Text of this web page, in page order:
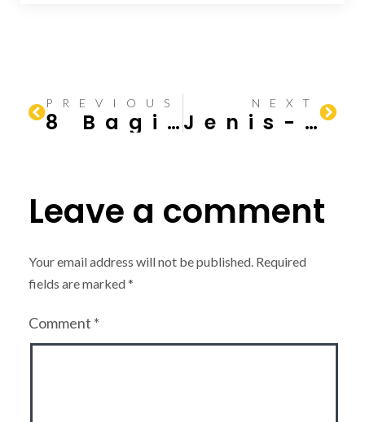
PREVIOUS
8 Bagian Penting dalam Konstruksi Bangunan
NEXT
Jenis-jenis Atap Bangunan dan Kelebihan serta Kekurangannya
Leave a comment
Your email address will not be published. Required
fields are marked*
Comment *